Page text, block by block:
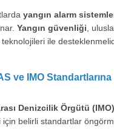
yangın alarm
Yangın güvenliği ,
teknolojileri ile
ve IMO
Denizcilik Örgütü (IMO)
için belirli standartlar